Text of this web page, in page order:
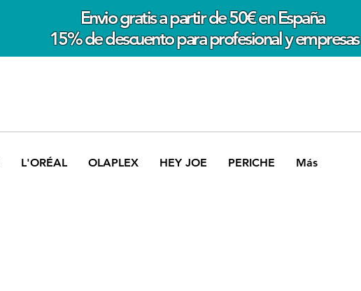
Envio gratis a partir de 50€ en España
15% de descuento para profesional y empresas
L'ORÉAL OLAPLEX HEY JOE PERICHE Más